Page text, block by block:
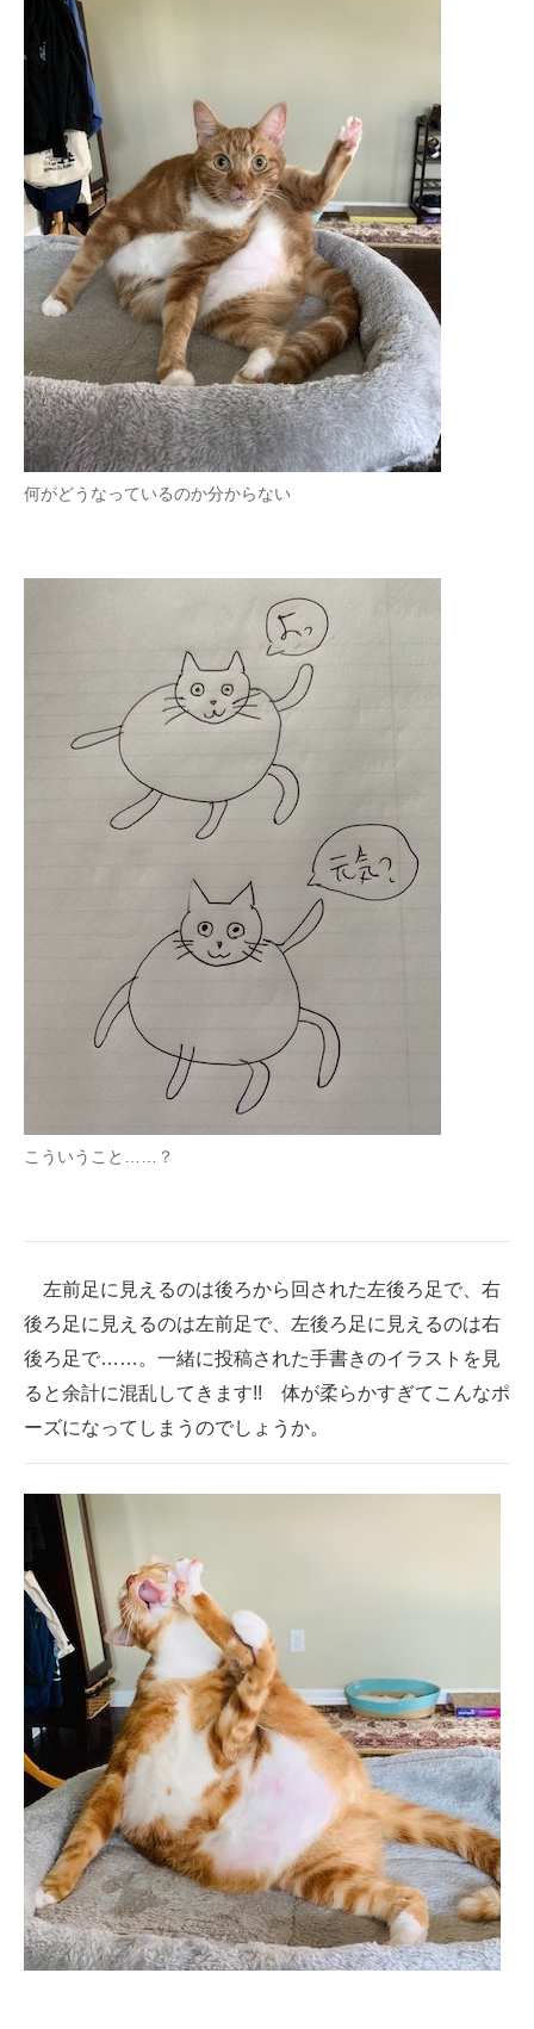
製造業のIT導入・活用を支援
モノづくり技術者専門サイト
エレクトロニクス専門サイト
電子設計の基本と応用
エネルギーの専門メディア
建設×テクノロジーの最前線
ちょっと気になるネットの話題
何がどうなっているのか分からない
こういうこと……？
左前足に見えるのは後ろから回された左後ろ足で、右
後ろ足に見えるのは左前足で、左後ろ足に見えるのは右
後ろ足で……。一緒に投稿された手書きのイラストを見
ると余計に混乱してきます!! 体が柔らかすぎてこんなポ
ーズになってしまうのでしょうか。